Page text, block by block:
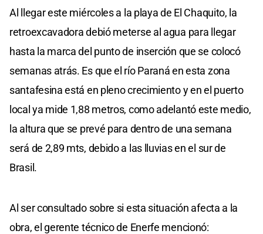
Al llegar este miércoles a la playa de El Chaquito, la
retroexcavadora debió meterse al agua para llegar
hasta la marca del punto de inserción que se colocó
semanas atrás. Es que el río Paraná en esta zona
santafesina está en pleno crecimiento y en el puerto
local ya mide 1,88 metros, como adelantó este medio,
la altura que se prevé para dentro de una semana
será de 2,89 mts, debido a las lluvias en el sur de
Brasil.
Al ser consultado sobre si esta situación afecta a la
obra, el gerente técnico de Enerfe mencionó: